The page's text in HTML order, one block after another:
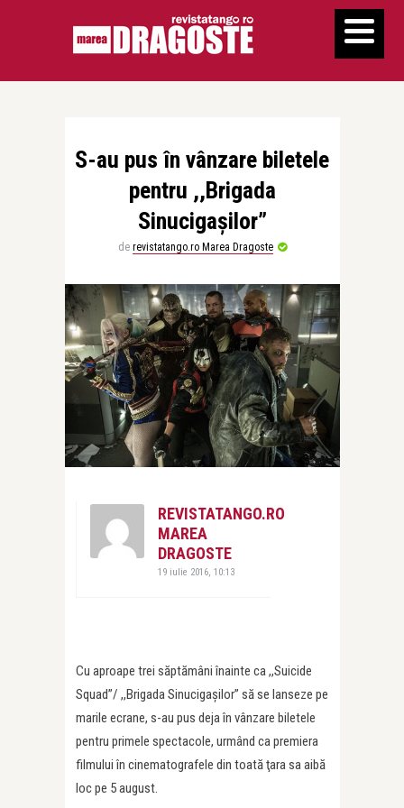
S-au pus în vânzare biletele
pentru ,,Brigada
Sinucigaşilor”
de revistatango.ro Marea Dragoste
REVISTATANGO.RO
MAREA
DRAGOSTE
19 iulie 2016, 10:13
Cu aproape trei săptămâni înainte ca ,,Suicide
Squad”/ ,,Brigada Sinucigaşilor” să se lanseze pe
marile ecrane, s-au pus deja în vânzare biletele
pentru primele spectacole, urmând ca premiera
filmului în cinematografele din toată ţara sa aibă
loc pe 5 august.